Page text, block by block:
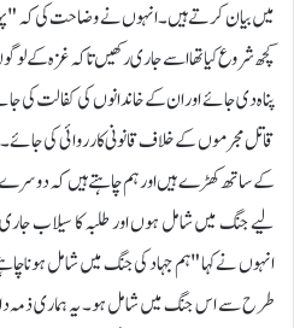
میں بیان کرتے ہیں۔انہوں نے وضاحت کی کہ
کچھ شروع کیا تھا اسے جاری رکھیں تاکہ غزہ کے
پناہ دی جائے اور ان کے خاندانوں کی کفالت کی
قاتل مجرموں کے خلاف قانونی کارروائی کی
کے ساتھ کھڑے ہیں اور ہم چاہتے ہیں کہ دوسرے
لیے جنگ میں شامل ہوں اور طلبہ کا سیلاب
انہوں نے کہا "ہم جہاد کی جنگ میں شامل ہونا
طرح سے اس جنگ میں شامل ہو۔ یہ ہماری